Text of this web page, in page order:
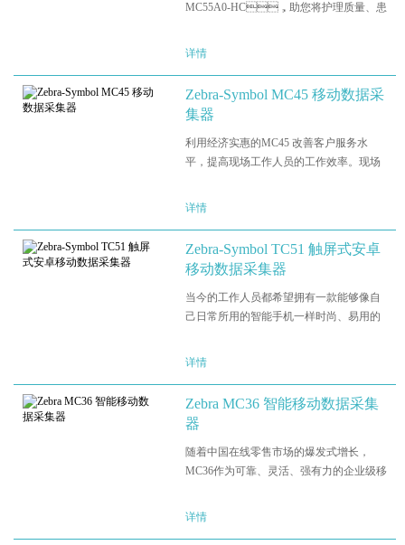
MC55A0-HC，助您将护理质量、患
高度。借助秋葵视频免费下载污APP易于
行三重检查以确认准确…
详情
Zebra-Symbol MC45 移动数据采
集器
利用经济实惠的MC45 改善客户服务水
平，提高现场工作人员的工作效率。现场
们在执行设备维修工作、开展销售或提货
详情
Zebra-Symbol TC51 触屏式安卓
移动数据采集器
当今的工作人员都希望拥有一款能够像自
己日常所用的智能手机一样时尚、易用的
求并且专为日常企业使用而打造的设备，
详情
Zebra MC36 智能移动数据采集
器
随着中国在线零售市场的爆发式增长，
MC36作为可靠、灵活、强有力的企业级移
能、更快速的方向发展，并保障相关企业
详情